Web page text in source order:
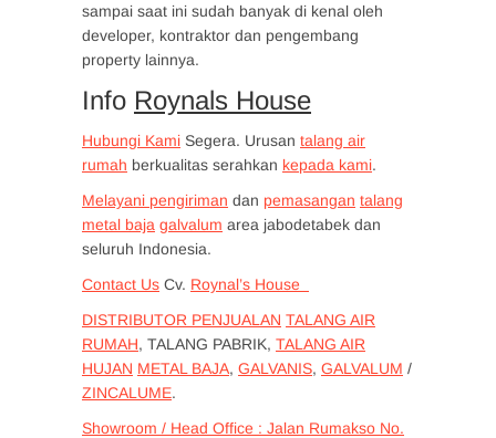
sampai saat ini sudah banyak di kenal oleh
developer, kontraktor dan pengembang
property lainnya.
Info Roynals House
Hubungi Kami Segera. Urusan talang air
rumah berkualitas serahkan kepada kami.
Melayani pengiriman dan pemasangan talang
metal baja galvalum area jabodetabek dan
seluruh Indonesia.
Contact Us Cv. Roynal’s House
DISTRIBUTOR PENJUALAN TALANG AIR
RUMAH, TALANG PABRIK, TALANG AIR
HUJAN METAL BAJA, GALVANIS, GALVALUM /
ZINCALUME.
Showroom / Head Office : Jalan Rumakso No.